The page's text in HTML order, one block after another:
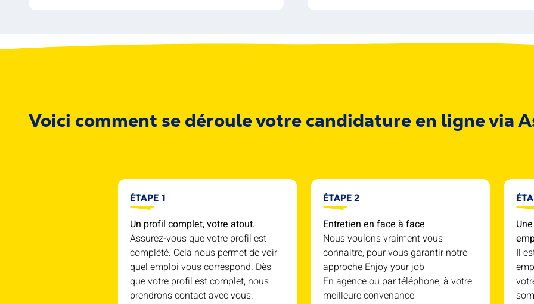
Voici comment se déroule votre candidature en ligne via
ÉTAPE 1
Un profil complet, votre atout.
Assurez-vous que votre profil est
complété. Cela nous permet de voir
quel emploi vous correspond. Dès
que votre profil est complet, nous
prendrons contact avec vous.
ÉTAPE 2
Entretien en face à face
Nous voulons vraiment vous
connaitre, pour vous garantir notre
approche Enjoy your job
En agence ou par téléphone, à votre
meilleure convenance
Il